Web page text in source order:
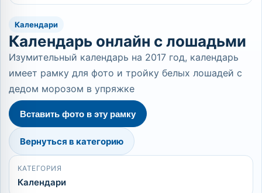
Календари
Календарь онлайн с лошадьми
Изумительный календарь на 2017 год, календарь
имеет рамку для фото и тройку белых лошадей с
дедом морозом в упряжке
Вставить фото в эту рамку
Вернуться в категорию
КАТЕГОРИЯ
Календари